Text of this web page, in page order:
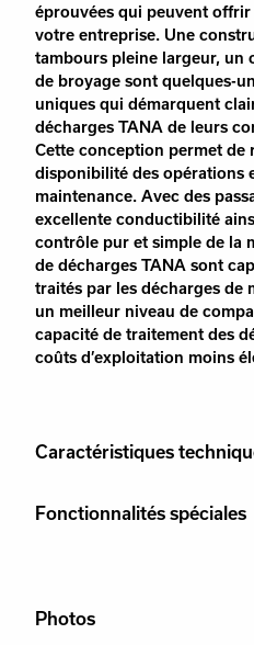
éprouvées qui peuvent
votre entreprise. Une
tambours pleine largeur, un
de broyage sont quelques-
uniques qui démarquent
décharges TANA de leurs
Cette conception permet de
disponibilité des opérations
maintenance. Avec des
excellente conductibilité
contrôle pur et simple de la
de décharges TANA sont
traités par les décharges de
un meilleur niveau de
capacité de traitement des
coûts d’exploitation moins
Caractéristiques
Fonctionnalités spéciales
Photos